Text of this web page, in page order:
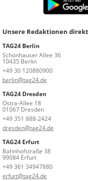
Unsere Redaktionen
TAG24 Berlin
Schönhauser Allee 36
10435 Berlin
+49 30 120880900
berlin@tag24.de
TAG24 Dresden
Ostra-Allee 18
01067 Dresden
+49 351 888-2424
dresden@tag24.de
TAG24 Erfurt
Bahnhofstraße 38
99084 Erfurt
+49 361 34947880
erfurt@tag24.de